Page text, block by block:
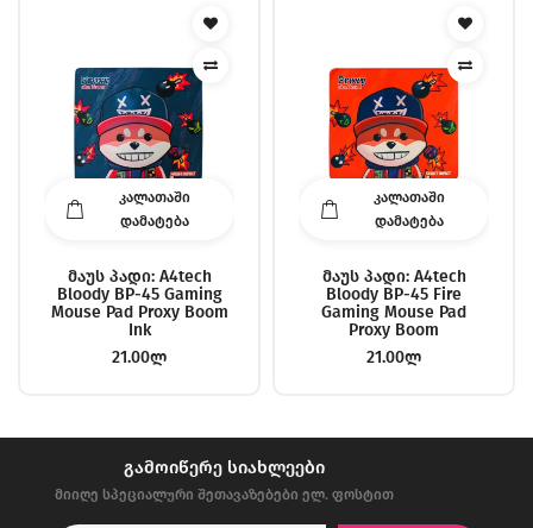
ᲙᲐᲚᲐᲗᲐᲨᲘ
ᲓᲐᲛᲐᲢᲔᲑᲐ
Მაუს Პადი: A4tech
Bloody BP-45 Gaming
Mouse Pad Proxy Boom
Ink
21.00ლ
ᲙᲐᲚᲐᲗᲐᲨᲘ
ᲓᲐᲛᲐᲢᲔᲑᲐ
Მაუს Პადი: A4tech
Bloody BP-45 Fire
Gaming Mouse Pad
Proxy Boom
21.00ლ
ᲒᲐᲛᲝᲘᲬᲔᲠᲔ ᲡᲘᲐᲮᲚᲔᲔᲑᲘ
მიიღე სპეციალური შეთავაზებები ელ. ფოსტით